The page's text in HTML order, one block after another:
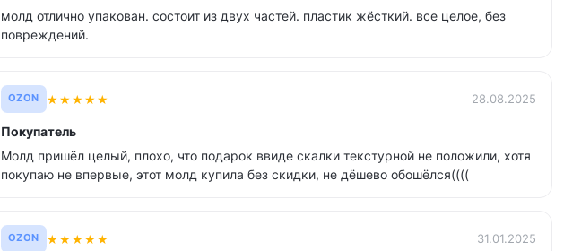
молд отлично упакован. состоит из двух частей. пластик жёсткий. все целое, без
повреждений.
OZON ★★★★★ 28.08.2025
Покупатель
Молд пришёл целый, плохо, что подарок ввиде скалки текстурной не положили, хотя
покупаю не впервые, этот молд купила без скидки, не дёшево обошёлся((((
OZON ★★★★★ 31.01.2025